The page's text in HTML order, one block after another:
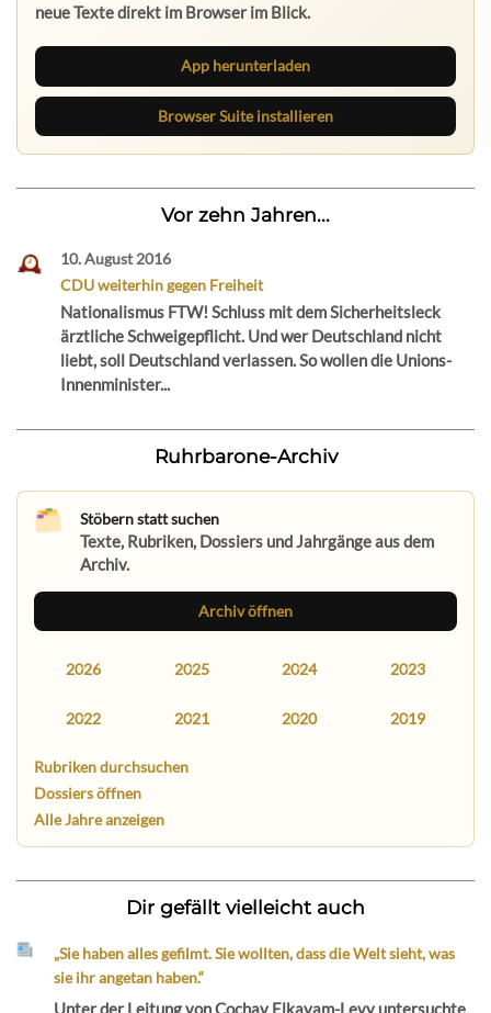
neue Texte direkt im Browser im Blick.
App herunterladen
Browser Suite installieren
Vor zehn Jahren...
10. August 2016
CDU weiterhin gegen Freiheit
Nationalismus FTW! Schluss mit dem Sicherheitsleck
ärztliche Schweigepflicht. Und wer Deutschland nicht
liebt, soll Deutschland verlassen. So wollen die Unions-
Innenminister...
Ruhrbarone-Archiv
Stöbern statt suchen
Texte, Rubriken, Dossiers und Jahrgänge aus dem
Archiv.
Archiv öffnen
2026 2025 2024 2023
2022 2021 2020 2019
Rubriken durchsuchen
Dossiers öffnen
Alle Jahre anzeigen
Dir gefällt vielleicht auch
„Sie haben alles gefilmt. Sie wollten, dass die Welt sieht, was
sie ihr angetan haben.“
Unter der Leitung von Cochav Elkayam-Levy untersuchte